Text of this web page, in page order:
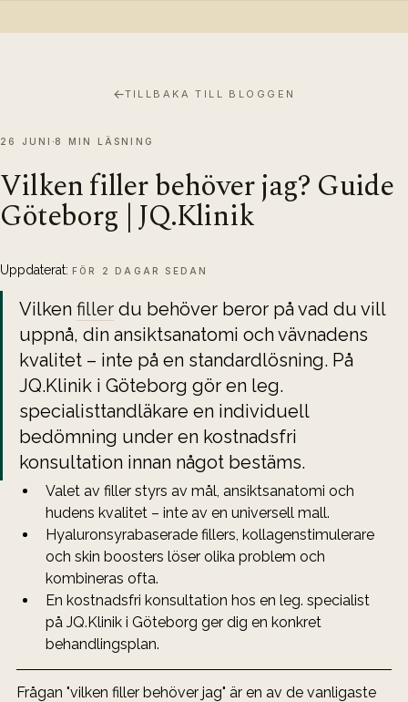
←TILLBAKA TILL BLOGGEN
Vilken filler behöver jag? Guide
Göteborg | JQ.Klinik
26 JUNI 8 MIN LÄSNING
Uppdaterat: FÖR 2 DAGAR SEDAN
Vilken filler du behöver beror på vad du vill
uppnå, din ansiktsanatomi och vävnadens
kvalitet – inte på en standardlösning. På
JQ.Klinik i Göteborg gör en leg.
specialisttandläkare en individuell
bedömning under en kostnadsfri
konsultation innan något bestäms.
Valet av filler styrs av mål, ansiktsanatomi och
hudens kvalitet – inte av en universell mall.
Hyaluronsyrabaserade fillers, kollagenstimulerare
och skin boosters löser olika problem och
kombineras ofta.
En kostnadsfri konsultation hos en leg. specialist
på JQ.Klinik i Göteborg ger dig en konkret
behandlingsplan.
Frågan "vilken filler behöver jag" är en av de vanligaste